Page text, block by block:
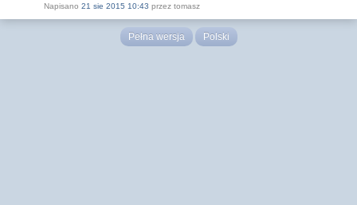
Napisano 21 sie 2015 10:43 przez tomasz
Pełna wersja Polski